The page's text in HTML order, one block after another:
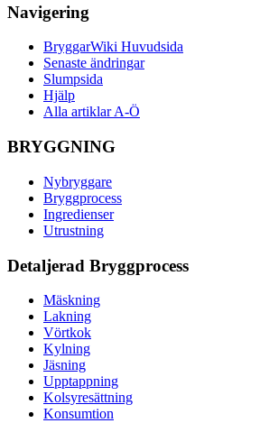
Navigering
BryggarWiki Huvudsida
Senaste ändringar
Slumpsida
Hjälp
Alla artiklar A-Ö
BRYGGNING
Nybryggare
Bryggprocess
Ingredienser
Utrustning
Detaljerad Bryggprocess
Mäskning
Lakning
Vörtkok
Kylning
Jäsning
Upptappning
Kolsyresättning
Konsumtion